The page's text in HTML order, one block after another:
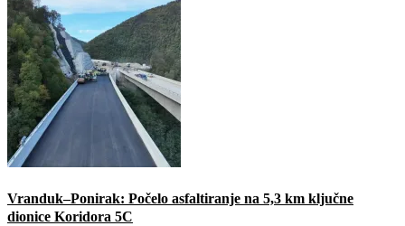
Vranduk–Ponirak: Počelo asfaltiranje na 5,3 km ključne
dionice Koridora 5C